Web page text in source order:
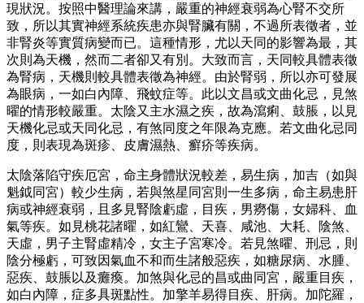
現狀況。按照中醫理論來講，嚴重的神經衰弱為心腎不交所
致，所以其實神經系統疾患亦與腎臟有關，不過所表徵者，並
非腎炎等實質病變而已。這種情形，尤以天同的影響為最，其
次則為天機，然而二者卻又有別。大致而言，天同較具體表徵
為腎病，天機則較具體表徵為神經。由於腎弱，所以亦可發展
為眼病，一如白內障、飛蚊症等。此以文昌或文曲化忌，見煞
曜的情形較嚴重。太陰又主水濕之疾，故為瀉痢、鼓脹，以見
天機化忌或天同化忌，有煞同度之年限為克應。若文曲化忌同
度，則表現為斑疹、皮膚濕熱、癬疥等疾病。
太陰落陷守疾厄宮，命主身體狀況較差，易生病，加吉（如與
魁鉞同宮）較少生病，若與煞星同宮則一生多病，命主易患肝
病或神經衰弱，且多見腎陰虧虛，目疾，男癆傷，女婦科、血
氣等疾。如見桃花諸曜，如紅鸞、天喜、咸池、大耗、陰煞、
天虛，男子主腎虛精冷，女主子宮寒冷。若見煞曜、刑忌，則
陰分極虧，可致因氣血不和而生諸般惡疾，如糖尿病、水腫、
惡疾、鼓脹以及癱瘓。加煞與化忌的昌或曲同宮，嚴重目疾，
如白內障，症多具斑點性。加擎羊易得目疾、肝病。加陀羅，